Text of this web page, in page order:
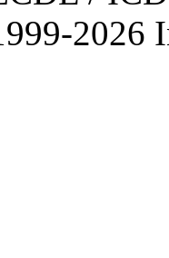
2026